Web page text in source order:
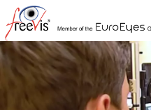
Home
Warum Freevis?
Unser Zentrum - Unser
» Prof. Dr. Michael Knorz